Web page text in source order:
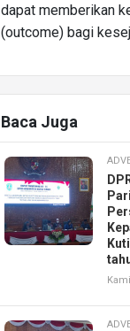
dapat memberikan
(outcome) bagi
Baca Juga